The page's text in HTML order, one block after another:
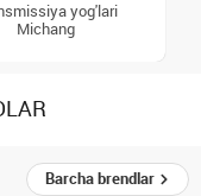
yog'lari
Michang
Barcha brendlar